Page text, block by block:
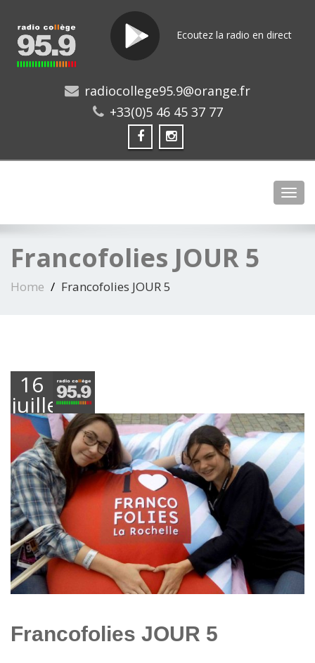
Ecoutez la radio en direct
radiocollege95.9@orange.fr
+33(0)5 46 45 37 77
Francofolies JOUR 5
Home Francofolies JOUR 5
16
juillet
2017
Francofolies JOUR 5